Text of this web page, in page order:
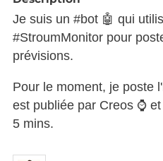
Je suis un #bot 🤖 qui
#StroumMonitor pour
prévisions.
Pour le moment, je poste
est publiée par Creos ⌚
5 mins.